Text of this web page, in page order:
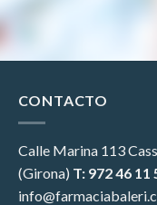
CONTACTO
Calle Marina 113
(Girona) T: 972 46 11